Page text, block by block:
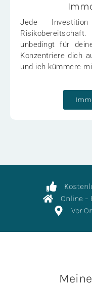
Jede
unbedingt für
Konzentriere dich
und ich kümmere
Online –
Vor